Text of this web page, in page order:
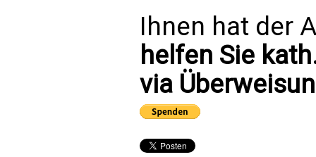
Ihnen hat der
helfen Sie
via